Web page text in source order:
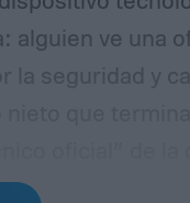
alguien ve una
la seguridad y
y